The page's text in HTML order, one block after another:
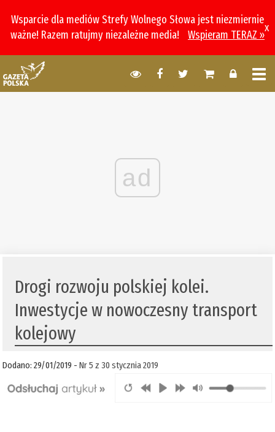
Wsparcie dla mediów Strefy Wolnego Słowa jest niezmiernie
ważne! Razem ratujmy niezależne media!
Wspieram TERAZ »
x
ad
Drogi rozwoju polskiej kolei.
Inwestycje w nowoczesny transport
kolejowy
Dodano: 29/01/2019 -Nr 5 z 30 stycznia 2019